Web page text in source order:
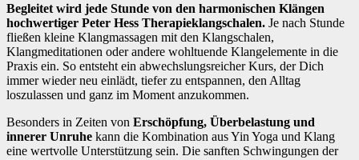
Begleitet wird jede Stunde von den harmonischen Klängen
hochwertiger Peter Hess Therapieklangschalen. Je nach Stunde
fließen kleine Klangmassagen mit den Klangschalen,
Klangmeditationen oder andere wohltuende Klangelemente in die
Praxis ein. So entsteht ein abwechslungsreicher Kurs, der Dich
immer wieder neu einlädt, tiefer zu entspannen, den Alltag
loszulassen und ganz im Moment anzukommen.
Besonders in Zeiten von Erschöpfung, Überbelastung und
innerer Unruhe kann die Kombination aus Yin Yoga und Klang
eine wertvolle Unterstützung sein. Die sanften Schwingungen der